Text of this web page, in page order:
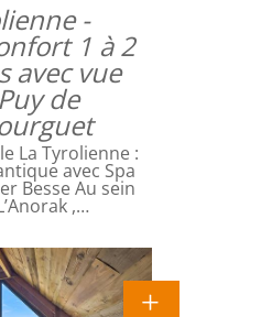
-
1 à 2
avec vue
de
La Tyrolienne :
avec Spa
Besse Au sein
,…